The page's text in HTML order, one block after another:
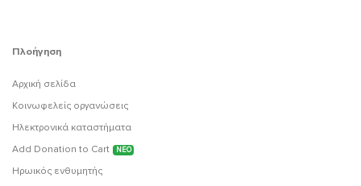
Πλοήγηση
Αρχική σελίδα
Κοινωφελείς οργανώσεις
Ηλεκτρονικά καταστήματα
Add Donation to Cart
ΝΕΟ
Ηρωικός ενθυμητής